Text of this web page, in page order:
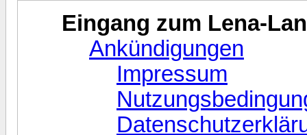
Eingang zum Lena-
Ankündigungen
Impressum